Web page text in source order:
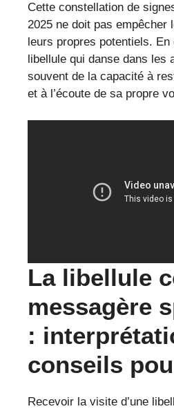
Cette constellation de
2025 ne doit pas empêcher
leurs propres potentiels.
libellule qui danse dans les
souvent de la capacité à
et à l’écoute de sa propre
La libellule
messagère
:
conseils
Recevoir la visite d’une